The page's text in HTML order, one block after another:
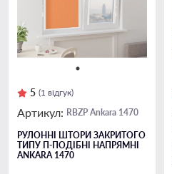
5 (1 відгук)
Артикул: RBZP Ankara 1470
РУЛОННІ ШТОРИ ЗАКРИТОГО
ТИПУ П-ПОДIБНІ НАПРЯМНІ
ANKARA 1470